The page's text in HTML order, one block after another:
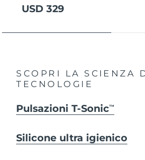
USD 329
SCOPRI LA SCIENZA
TECNOLOGIE
Pulsazioni T-SonicTM
Silicone ultra igienico